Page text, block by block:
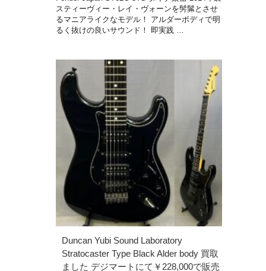
スティーヴィー・レイ・ヴォーンを髣髴とさせ
るマニアライクなモデル！ アルダーボディで明
るく抜けの良いサウンド！ 即実践 …
Duncan Yubi Sound Laboratory
Stratocaster Type Black Alder body 買取
ました デジマートにて￥228,000で販売